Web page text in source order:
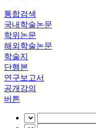
통합검색
국내학술논문
학위논문
해외학술논문
학술지
단행본
연구보고서
공개강의
버튼